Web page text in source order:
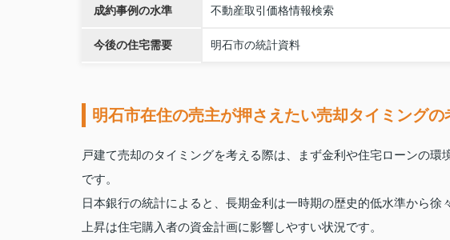
成約事例の水準 不動産取引価格情報検索
今後の住宅需要 明石市の統計資料
明石市在住の売主が押さえたい売却タイミングの
戸建て売却のタイミングを考える際は、まず金利や住宅ローンの
です。
日本銀行の統計によると、長期金利は一時期の歴史的低水準から
上昇は住宅購入者の資金計画に影響しやすい状況です。